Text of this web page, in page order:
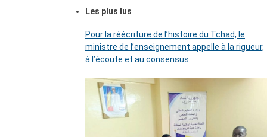
Les plus lus
Pour la réécriture de l’histoire du Tchad, le
ministre de l’enseignement appelle à la rigueur,
à l’écoute et au consensus